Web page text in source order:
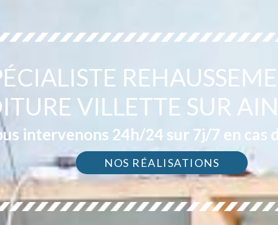
VILLETTE SUR
intervenons 24h/24 sur 7j/7 en cas
NOS RÉALISATIONS